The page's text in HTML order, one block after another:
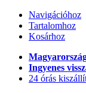
Navigációhoz
Tartalomhoz
Kosárhoz
Ingyenes
24 órás